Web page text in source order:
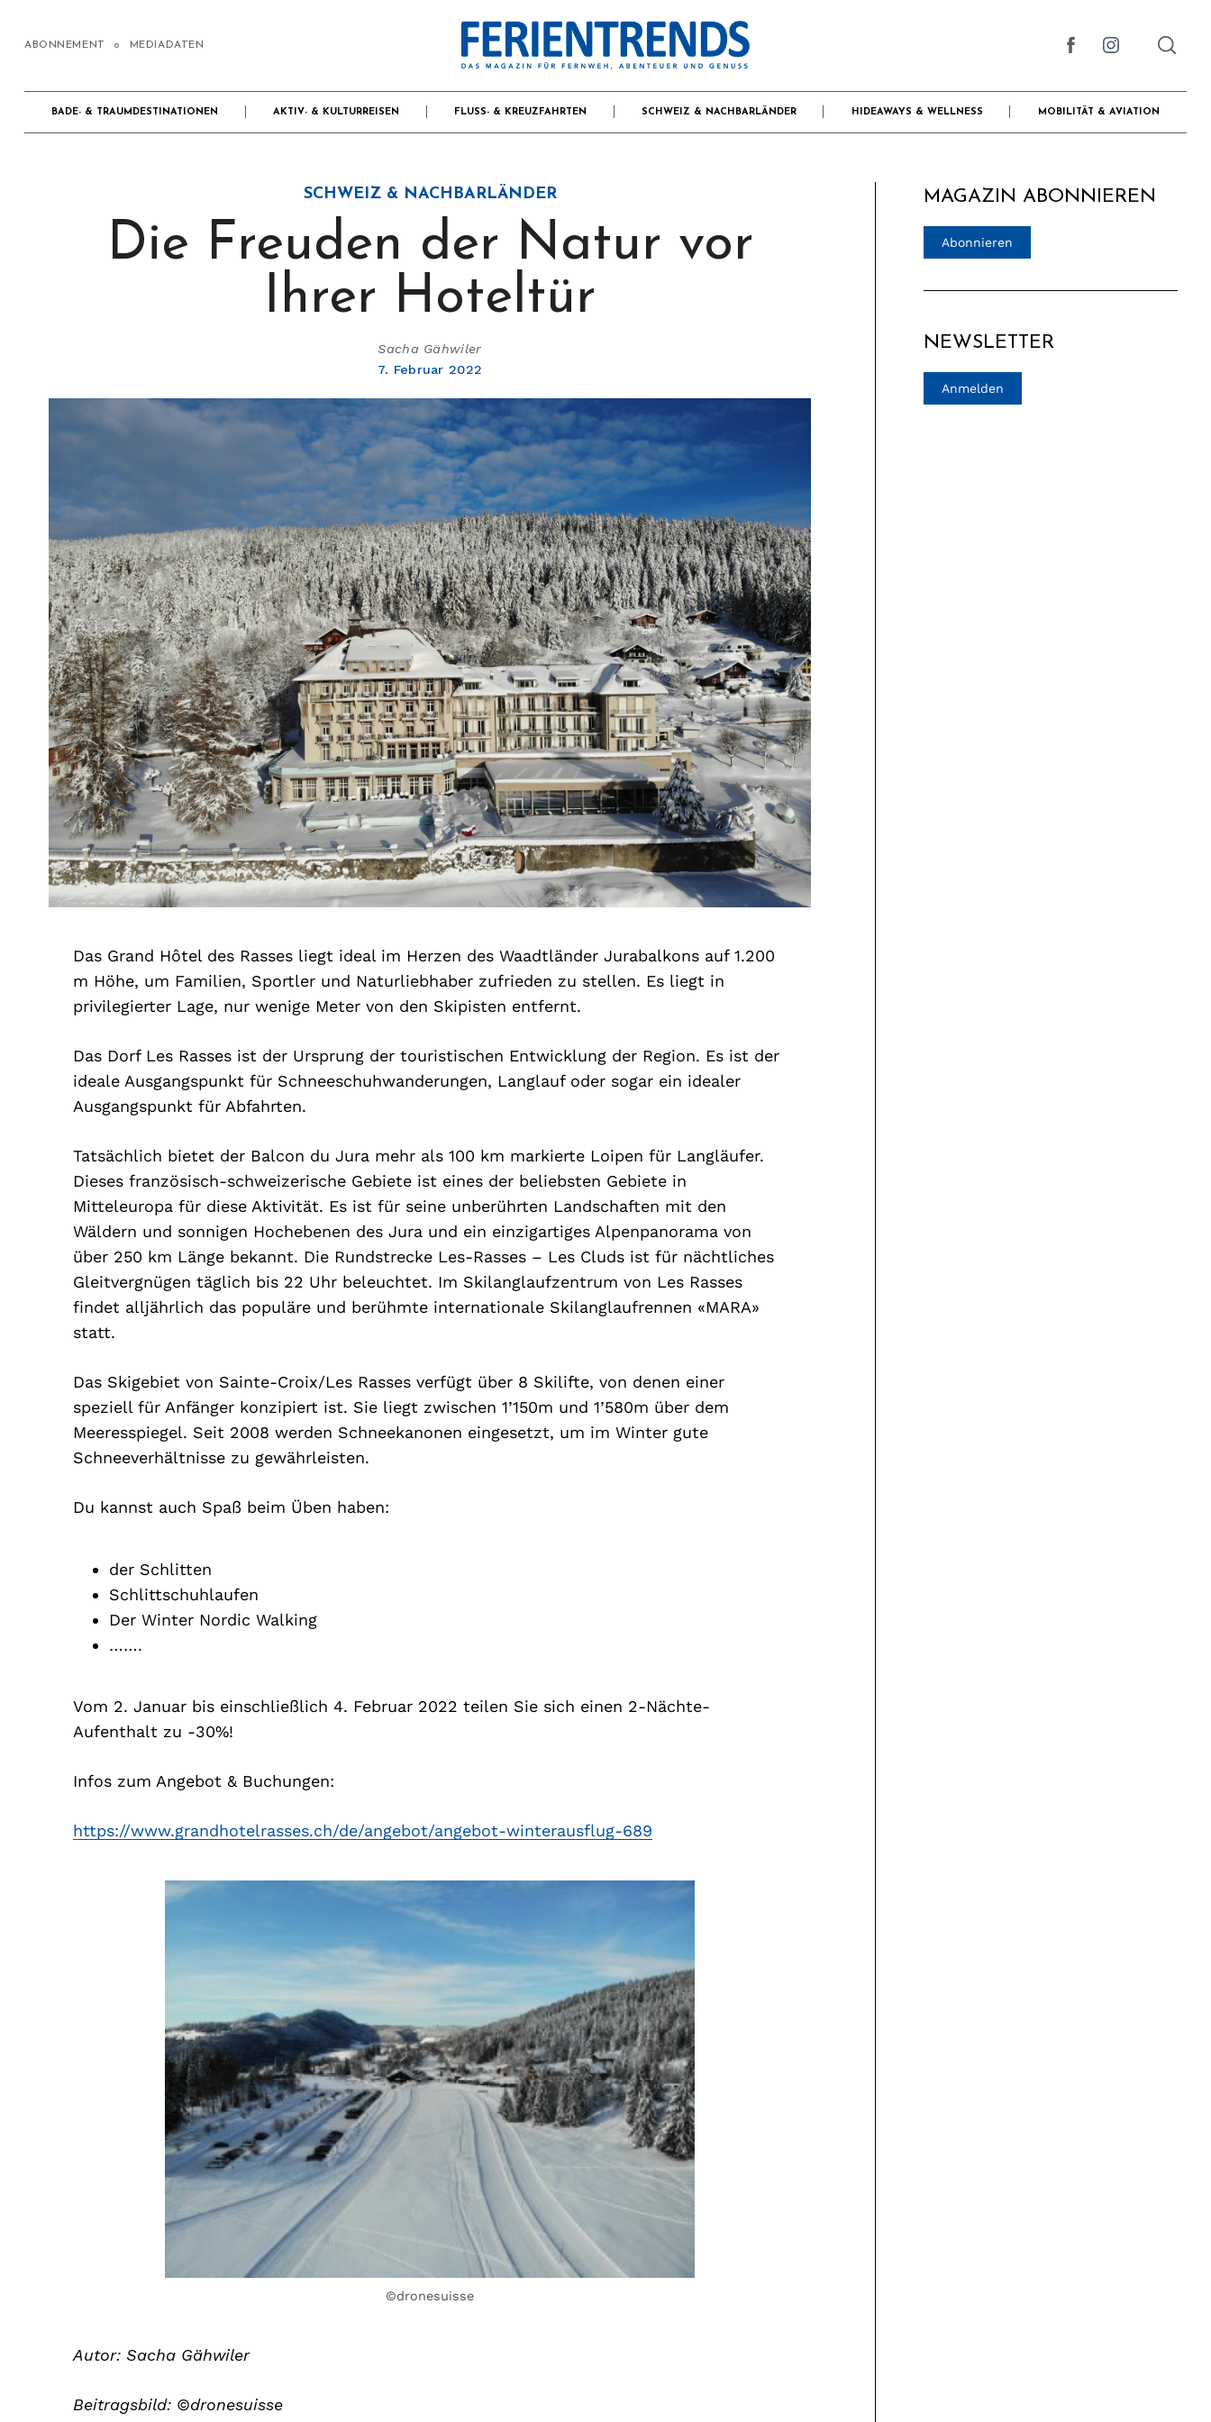
ABONNEMENT MEDIADATEN
BADE- & TRAUMDESTINATIONEN AKTIV- & KULTURREISEN FLUSS- & KREUZFAHRTEN SCHWEIZ & NACHBARLÄNDER HIDEAWAYS & WELLNESS MOBILITÄT & AVIATION
SCHWEIZ & NACHBARLÄNDER
Die Freuden der Natur vor
Ihrer Hoteltür
Sacha Gähwiler
7. Februar 2022
Das Grand Hôtel des Rasses liegt ideal im Herzen des Waadtländer Jurabalkons auf 1.200
m Höhe, um Familien, Sportler und Naturliebhaber zufrieden zu stellen. Es liegt in
privilegierter Lage, nur wenige Meter von den Skipisten entfernt.
Das Dorf Les Rasses ist der Ursprung der touristischen Entwicklung der Region. Es ist der
ideale Ausgangspunkt für Schneeschuhwanderungen, Langlauf oder sogar ein idealer
Ausgangspunkt für Abfahrten.
Tatsächlich bietet der Balcon du Jura mehr als 100 km markierte Loipen für Langläufer.
Dieses französisch-schweizerische Gebiete ist eines der beliebsten Gebiete in
Mitteleuropa für diese Aktivität. Es ist für seine unberührten Landschaften mit den
Wäldern und sonnigen Hochebenen des Jura und ein einzigartiges Alpenpanorama von
über 250 km Länge bekannt. Die Rundstrecke Les-Rasses – Les Cluds ist für nächtliches
Gleitvergnügen täglich bis 22 Uhr beleuchtet. Im Skilanglaufzentrum von Les Rasses
findet alljährlich das populäre und berühmte internationale Skilanglaufrennen «MARA»
statt.
Das Skigebiet von Sainte-Croix/Les Rasses verfügt über 8 Skilifte, von denen einer
speziell für Anfänger konzipiert ist. Sie liegt zwischen 1’150m und 1’580m über dem
Meeresspiegel. Seit 2008 werden Schneekanonen eingesetzt, um im Winter gute
Schneeverhältnisse zu gewährleisten.
Du kannst auch Spaß beim Üben haben:
der Schlitten
Schlittschuhlaufen
Der Winter Nordic Walking
…….
Vom 2. Januar bis einschließlich 4. Februar 2022 teilen Sie sich einen 2-Nächte-
Aufenthalt zu -30%!
Infos zum Angebot & Buchungen:
https://www.grandhotelrasses.ch/de/angebot/angebot-winterausflug-689
©dronesuisse
Autor: Sacha Gähwiler
Beitragsbild: ©dronesuisse
MAGAZIN ABONNIEREN
Abonnieren
NEWSLETTER
Anmelden